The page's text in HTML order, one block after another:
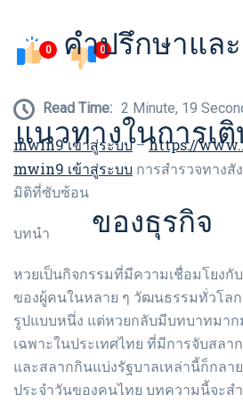
คำปรึกษาและ
แนวทางในการเ
ของธุรกิจ
0 0
Read Time: 2 Minute, 19
mwin9 เข้าสู่ระบบ–https://
mwin9 เข้าสู่ระบบ การสำรวจทาง
มิติที่ซับซ้อน
บทนำ
หวยเป็นกิจกรรมที่มีความเชื่อมโยง
ของผู้คนในหลาย ๆ วัฒนธรรมทั่วโล
รูปแบบหนึ่ง แต่หวยกลับมีบทบาทมาก
เฉพาะในประเทศไทย ที่มีการจับสลา
และสลากกินแบ่งรัฐบาลเหล่านี้ก็กลา
ประจำวันของคนไทย บทความนี้จะส